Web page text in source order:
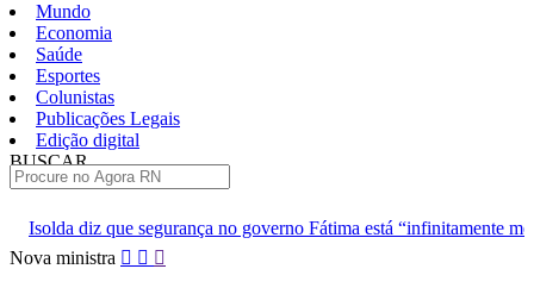
Mundo
Economia
Saúde
Esportes
Colunistas
Publicações Legais
Edição digital
BUSCAR
no governo Fátima está “infinitamente melhor”
TJRN
Pular
Nova ministra